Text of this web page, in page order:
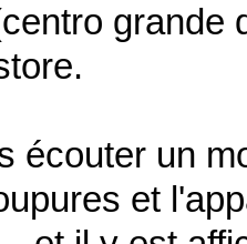
grande
écouter un
et